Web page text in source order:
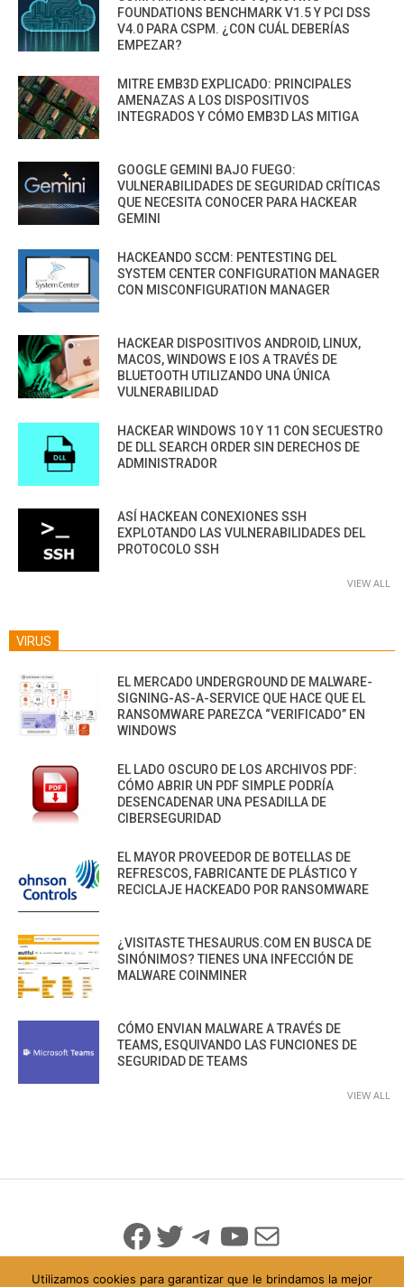
FOUNDATIONS BENCHMARK V1.5 Y PCI DSS
V4.0 PARA CSPM. ¿CON CUÁL DEBERÍAS
EMPEZAR?
MITRE EMB3D EXPLICADO: PRINCIPALES
AMENAZAS A LOS DISPOSITIVOS
INTEGRADOS Y CÓMO EMB3D LAS MITIGA
GOOGLE GEMINI BAJO FUEGO:
VULNERABILIDADES DE SEGURIDAD CRÍTICAS
QUE NECESITA CONOCER PARA HACKEAR
GEMINI
HACKEANDO SCCM: PENTESTING DEL
SYSTEM CENTER CONFIGURATION MANAGER
CON MISCONFIGURATION MANAGER
HACKEAR DISPOSITIVOS ANDROID, LINUX,
MACOS, WINDOWS E IOS A TRAVÉS DE
BLUETOOTH UTILIZANDO UNA ÚNICA
VULNERABILIDAD
HACKEAR WINDOWS 10 Y 11 CON SECUESTRO
DE DLL SEARCH ORDER SIN DERECHOS DE
ADMINISTRADOR
ASÍ HACKEAN CONEXIONES SSH
EXPLOTANDO LAS VULNERABILIDADES DEL
PROTOCOLO SSH
VIEW ALL
VIRUS
EL MERCADO UNDERGROUND DE MALWARE-
SIGNING-AS-A-SERVICE QUE HACE QUE EL
RANSOMWARE PAREZCA “VERIFICADO” EN
WINDOWS
EL LADO OSCURO DE LOS ARCHIVOS PDF:
CÓMO ABRIR UN PDF SIMPLE PODRÍA
DESENCADENAR UNA PESADILLA DE
CIBERSEGURIDAD
EL MAYOR PROVEEDOR DE BOTELLAS DE
REFRESCOS, FABRICANTE DE PLÁSTICO Y
RECICLAJE HACKEADO POR RANSOMWARE
¿VISITASTE THESAURUS.COM EN BUSCA DE
SINÓNIMOS? TIENES UNA INFECCIÓN DE
MALWARE COINMINER
CÓMO ENVIAN MALWARE A TRAVÉS DE
TEAMS, ESQUIVANDO LAS FUNCIONES DE
SEGURIDAD DE TEAMS
VIEW ALL
Facebook
Twitter
Telegram
YouTube
Mail
Utilizamos cookies para garantizar que le brindamos la mejor